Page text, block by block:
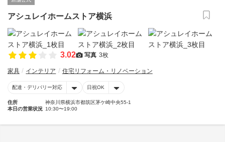
アシュレイホームストア横浜
3.02 写真 3枚
家具 インテリア 住宅リフォーム・リノベーション
配達・デリバリー対応 日祝OK
住所
神奈川県横浜市都筑区茅ケ崎中央55-1
本日の営業状況 10:30〜19:00